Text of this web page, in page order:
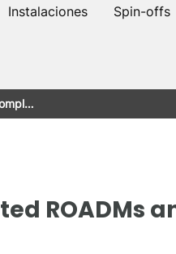
Instalaciones Spin-offs
ROADMs